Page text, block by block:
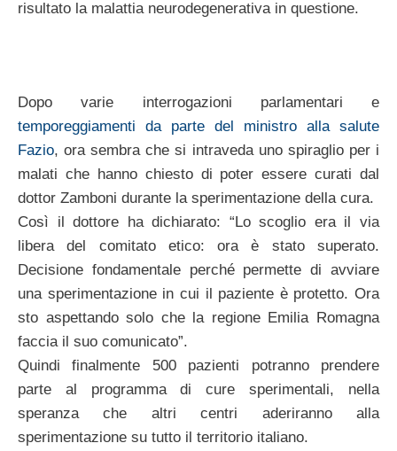
risultato la malattia neurodegenerativa in questione.
Dopo varie interrogazioni parlamentari e
temporeggiamenti da parte del ministro alla salute
Fazio, ora sembra che si intraveda uno spiraglio per i
malati che hanno chiesto di poter essere curati dal
dottor Zamboni durante la sperimentazione della cura.
Così il dottore ha dichiarato: “Lo scoglio era il via
libera del comitato etico: ora è stato superato.
Decisione fondamentale perché permette di avviare
una sperimentazione in cui il paziente è protetto. Ora
sto aspettando solo che la regione Emilia Romagna
faccia il suo comunicato”.
Quindi finalmente 500 pazienti potranno prendere
parte al programma di cure sperimentali, nella
speranza che altri centri aderiranno alla
sperimentazione su tutto il territorio italiano.